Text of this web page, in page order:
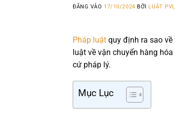
ĐĂNG VÀO 17/10/2024 BỞI LUẬT
Pháp luật quy định ra sao
luật về vận chuyển hàng
cứ pháp lý.
Mục Lục